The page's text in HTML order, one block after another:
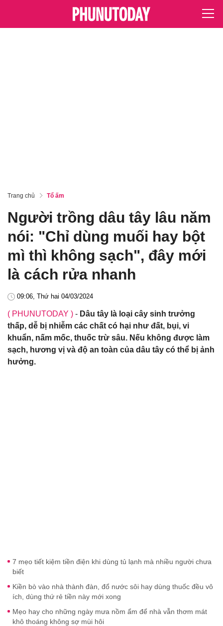
Trang chủ Tổ ấm
Người trồng dâu tây lâu năm
nói: "Chỉ dùng muối hay bột
mì thì không sạch", đây mới
là cách rửa nhanh
09:06, Thứ hai 04/03/2024
( PHUNUTODAY ) - Dâu tây là loại cây sinh trưởng
thấp, dễ bị nhiễm các chất có hại như đất, bụi, vi
khuẩn, nấm mốc, thuốc trừ sâu. Nếu không được làm
sạch, hương vị và độ an toàn của dâu tây có thể bị ảnh
hưởng.
7 mẹo tiết kiệm tiền điện khi dùng tủ lạnh mà nhiều người chưa
biết
Kiền bò vào nhà thành đàn, đổ nước sôi hay dùng thuốc đều vô
ích, dùng thứ rẻ tiền này mới xong
Mẹo hay cho những ngày mưa nồm ẩm để nhà vẫn thơm mát
khô thoáng không sợ mùi hôi